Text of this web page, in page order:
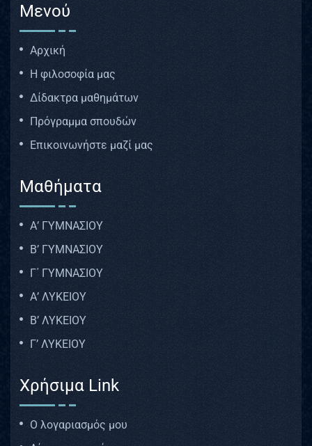
Μενού
Αρχική
Η φιλοσοφία μας
Δίδακτρα μαθημάτων
Πρόγραμμα σπουδών
Επικοινωνήστε μαζί μας
Μαθήματα
Α’ ΓΥΜΝΑΣΙΟΥ
Β’ ΓΥΜΝΑΣΙΟΥ
Γ΄ ΓΥΜΝΑΣΙΟΥ
Α’ ΛΥΚΕΙΟΥ
Β’ ΛΥΚΕΙΟΥ
Γ’ ΛΥΚΕΙΟΥ
Χρήσιμα Link
Ο λογαριασμός μου